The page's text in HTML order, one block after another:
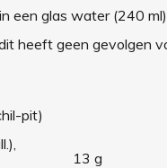
een glas water (240
heeft geen gevolgen
pit)
13 g